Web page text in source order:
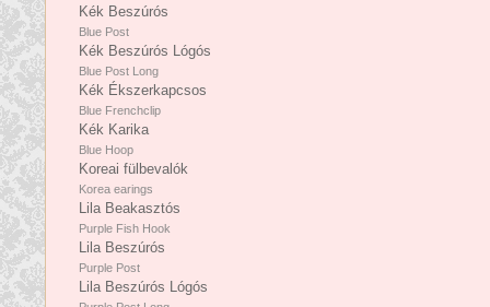
Kék Beszúrós
Blue Post
Kék Beszúrós Lógós
Blue Post Long
Kék Ékszerkapcsos
Blue Frenchclip
Kék Karika
Blue Hoop
Koreai fülbevalók
Korea earings
Lila Beakasztós
Purple Fish Hook
Lila Beszúrós
Purple Post
Lila Beszúrós Lógós